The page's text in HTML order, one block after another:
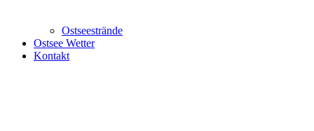
Ostseestrände
Ostsee Wetter
Kontakt